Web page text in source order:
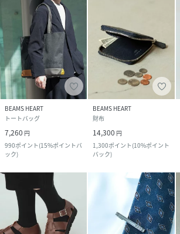
BEAMS HEART
トートバッグ
7,260 円
990ポイント(15%ポイントバ
ック)
BEAMS HEART
財布
14,300 円
1,300ポイント(10%ポイント
バック)